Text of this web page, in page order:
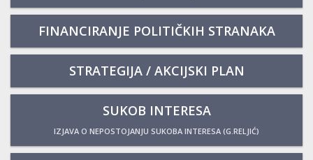
FINANCIRANJE POLITIČKIH STRANAKA
STRATEGIJA / AKCIJSKI PLAN
SUKOB INTERESA
IZJAVA O NEPOSTOJANJU SUKOBA INTERESA (G.RELJIĆ)